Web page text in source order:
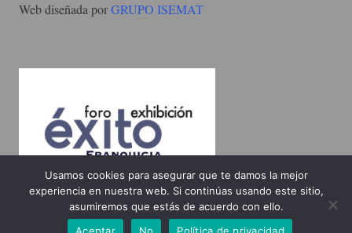
Web diseñada porGRUPO ISEMAT
Usamos cookies para asegurar que te damos la mejor
experiencia en nuestra web. Si continúas usando este sitio,
asumiremos que estás de acuerdo con ello.
Aceptar
No Política de privacidad